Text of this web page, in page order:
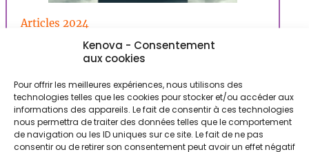
Kenova - Consentement
aux cookies
Pour offrir les meilleures expériences, nous utilisons des
technologies telles que les cookies pour stocker et/ou accéder aux
informations des appareils. Le fait de consentir à ces technologies
nous permettra de traiter des données telles que le comportement
de navigation ou les ID uniques sur ce site. Le fait de ne pas
consentir ou de retirer son consentement peut avoir un effet négatif
Articles 2024
Osez la liberté professionnelle et découvrez
un monde de possibilités !
Vous rêvez d’une carrière épanouissante, mais
vous vous sentez freiné par les contraintes du
monde…
29 mai 2024